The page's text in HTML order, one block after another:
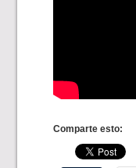
Comparte esto: